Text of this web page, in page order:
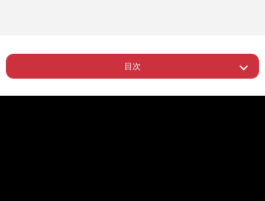
目次
Page 1 ー あのちゃんCMに健康被害